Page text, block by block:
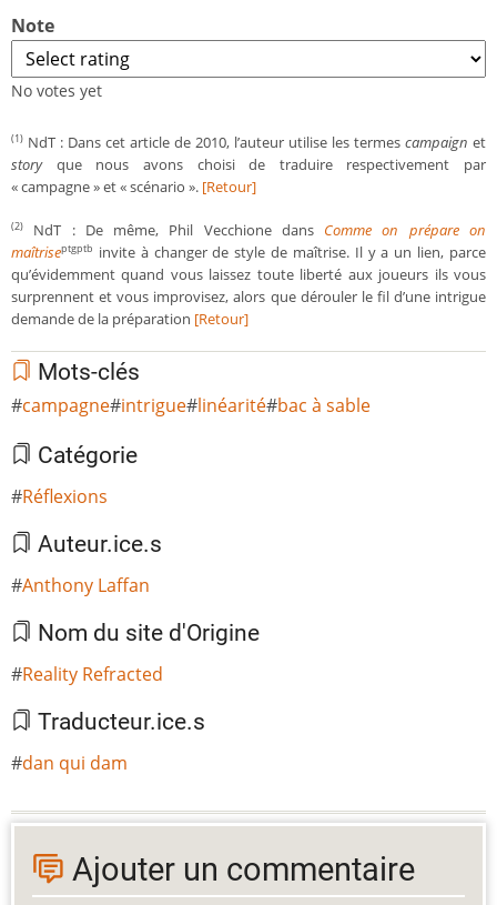
Note
No votes yet
(1) NdT : Dans cet article de 2010, l’auteur utilise les termes campaign et
storyque nous avons choisi de traduire respectivement par
« campagne » et « scénario ». [Retour]
(2) NdT : De même, Phil Vecchione dans Comme on prépare on
maîtriseptgptb invite à changer de style de maîtrise. Il y a un lien, parce
qu’évidemment quand vous laissez toute liberté aux joueurs ils vous
surprennent et vous improvisez, alors que dérouler le fil d’une intrigue
demande de la préparation [Retour]
Mots-clés
campagne intrigue linéarité bac à sable
Catégorie
Réflexions
Auteur.ice.s
Anthony Laffan
Nom du site d'Origine
Reality Refracted
Traducteur.ice.s
dan qui dam
Ajouter un commentaire